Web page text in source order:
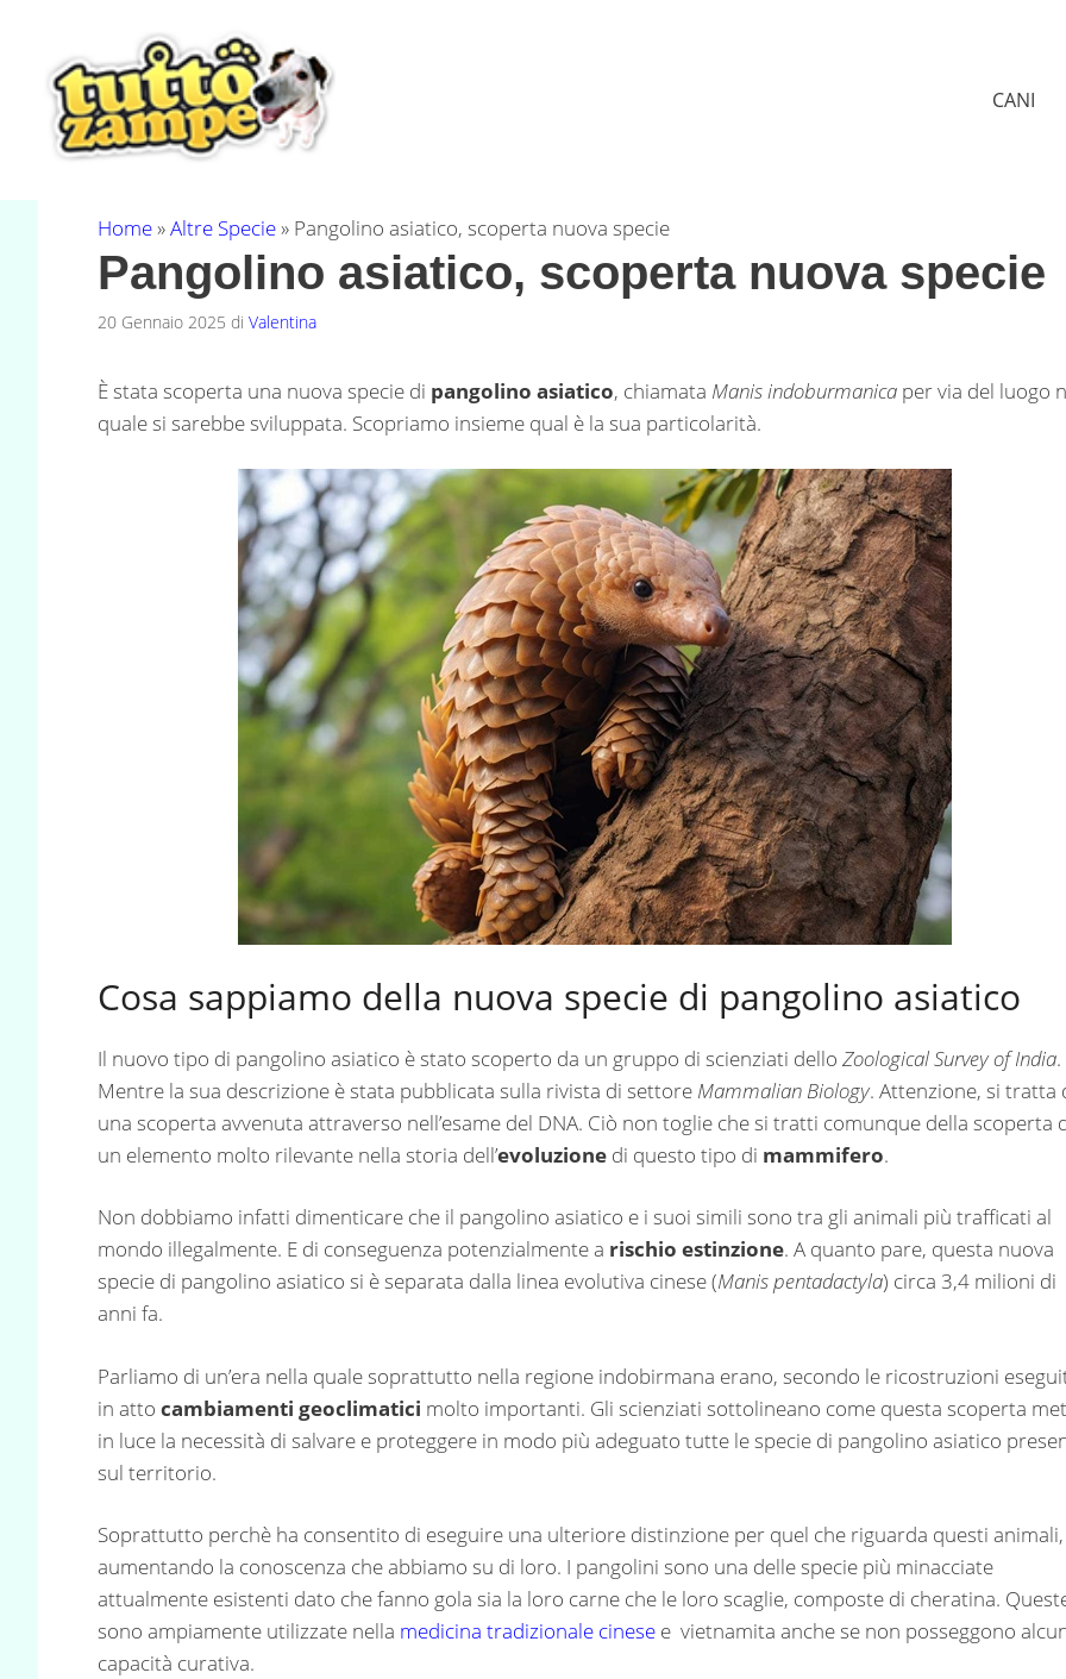
contenuto
CANI
Home»Altre Specie» Pangolino asiatico, scoperta nuova specie
Pangolino asiatico, scoperta nuova specie
20 Gennaio 2025 di Valentina
È stata scoperta una nuova specie di pangolino asiatico, chiamata Manis indoburmanica per via del luogo
quale si sarebbe sviluppata. Scopriamo insieme qual è la sua particolarità.
Cosa sappiamo della nuova specie di pangolino asiatico
Il nuovo tipo di pangolino asiatico è stato scoperto da un gruppo di scienziati dello Zoological Survey of India.
Mentre la sua descrizione è stata pubblicata sulla rivista di settore Mammalian Biology. Attenzione, si tratta
una scoperta avvenuta attraverso nell’esame del DNA. Ciò non toglie che si tratti comunque della scoperta
un elemento molto rilevante nella storia dell’evoluzione di questo tipo di mammifero.
Non dobbiamo infatti dimenticare che il pangolino asiatico e i suoi simili sono tra gli animali più trafficati al
mondo illegalmente. E di conseguenza potenzialmente a rischio estinzione. A quanto pare, questa nuova
specie di pangolino asiatico si è separata dalla linea evolutiva cinese (Manis pentadactyla) circa 3,4 milioni di
anni fa.
Parliamo di un’era nella quale soprattutto nella regione indobirmana erano, secondo le ricostruzioni
in atto cambiamenti geoclimatici molto importanti. Gli scienziati sottolineano come questa scoperta
in luce la necessità di salvare e proteggere in modo più adeguato tutte le specie di pangolino asiatico
sul territorio.
Soprattutto perchè ha consentito di eseguire una ulteriore distinzione per quel che riguarda questi animali,
aumentando la conoscenza che abbiamo su di loro. I pangolini sono una delle specie più minacciate
attualmente esistenti dato che fanno gola sia la loro carne che le loro scaglie, composte di cheratina.
sono ampiamente utilizzate nella medicina tradizionale cinese e vietnamita anche se non posseggono
capacità curativa.